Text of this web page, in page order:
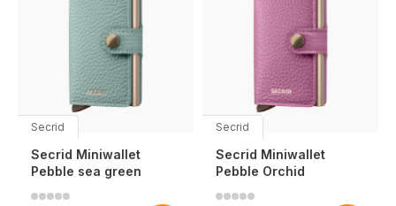
Secrid
Secrid Miniwallet
Pebble sea green
Secrid
Secrid Miniwallet
Pebble Orchid